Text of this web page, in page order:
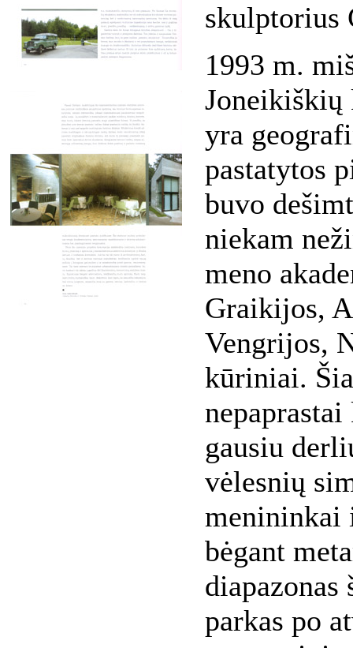
skulptorius
1993 m.
Joneikiškių
yra
pastatytos
buvo
niekam
meno
Graikijos,
Vengrijos,
kūriniai.
gausiu
vėlesnių
menininkai
bėgant
parkas po